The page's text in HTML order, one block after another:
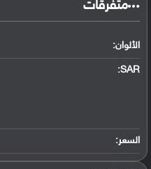
متفرقات
الألوان:
SAR
:
السعر: